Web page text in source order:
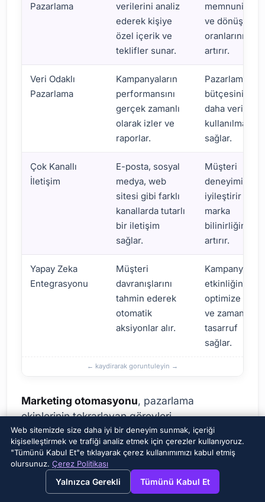
View this page in English?
Pazarlama
verilerini analiz
ederek kişiye
özel içerik ve
teklifler sunar.
ve dönüşüm
oranlarını
artırır.
Veri Odaklı
Pazarlama
Kampanyaların
performansını
gerçek zamanlı
olarak izler ve
raporlar.
Pazarlama
bütçesinin
daha verimli
kullanılmasını
sağlar.
Çok Kanallı
İletişim
E-posta, sosyal
medya, web
sitesi gibi farklı
kanallarda tutarlı
bir iletişim
sağlar.
Müşteri
deneyimini
iyileştirir ve
marka
bilinirliğini
artırır.
Yapay Zeka
Entegrasyonu
Müşteri
davranışlarını
tahmin ederek
otomatik
aksiyonlar alır.
etkinliğini
optimize eder
ve zamandan
tasarruf
sağlar.
Marketing otomasyonu, pazarlama
ekiplerinin tekrarlayan görevleri
otomatikleştirerek daha stratejik ve yaratıcı
çalışmalara odaklanmasını sağlar. Bu sayede,
pazarlama departmanları daha verimli hale
gelir ve işletmenin genel büyümesine katkıda
bulunur. Örneğin, otomatik e-posta
Web sitemizde size daha iyi bir deneyim sunmak, içeriği
kişiselleştirmek ve trafiği analiz etmek için çerezler kullanıyoruz.
"Tümünü Kabul Et"e tıklayarak çerez kullanımımızı kabul etmiş
olursunuz. Çerez Politikası
Yalnızca Gerekli Tümünü Kabul Et